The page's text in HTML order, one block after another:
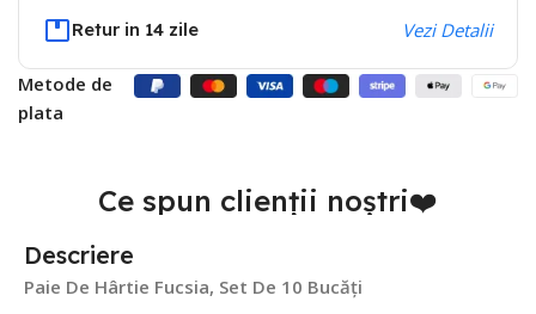
Retur in 14 zile Vezi Detalii
Metode de
plata
Ce spun clienții noștri❤️
Descriere
Paie De Hârtie Fucsia, Set De 10 Bucăți